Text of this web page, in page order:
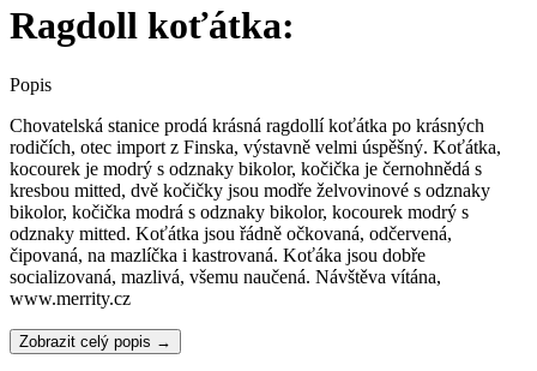
Ragdoll koťátka:
Popis
Chovatelská stanice prodá krásná ragdollí koťátka po krásných
rodičích, otec import z Finska, výstavně velmi úspěšný. Koťátka,
kocourek je modrý s odznaky bikolor, kočička je černohnědá s
kresbou mitted, dvě kočičky jsou modře želvovinové s odznaky
bikolor, kočička modrá s odznaky bikolor, kocourek modrý s
odznaky mitted. Koťátka jsou řádně očkovaná, odčervená,
čipovaná, na mazlíčka i kastrovaná. Koťáka jsou dobře
socializovaná, mazlivá, všemu naučená. Návštěva vítána,
www.merrity.cz
Zobrazit celý popis →